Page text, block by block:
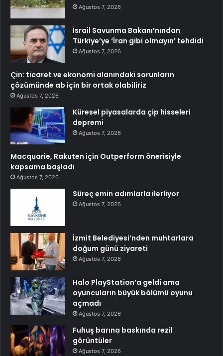
Ağustos 7, 2026
İsrail Savunma Bakanı’nından
Türkiye’ye ‘İran gibi olmayın’ tehdidi
Ağustos 7, 2026
Çin: ticaret ve ekonomi alanındaki sorunların
çözümünde ab için bir ortak olabiliriz
Ağustos 7, 2026
Küresel piyasalarda çip hisseleri
depremi
Ağustos 7, 2026
Macquarie, Rakuten için Outperform önerisiyle
kapsama başladı
Ağustos 7, 2026
Süreç emin adımlarla ilerliyor
Ağustos 7, 2026
İzmit Belediyesi’nden muhtarlara
doğum günü ziyareti
Ağustos 7, 2026
Halo PlayStation’a geldi ama
oyuncuların büyük bölümü oyunu
açmadı
Ağustos 7, 2026
Fuhuş barına baskında rezil
görüntüler
Ağustos 7, 2026